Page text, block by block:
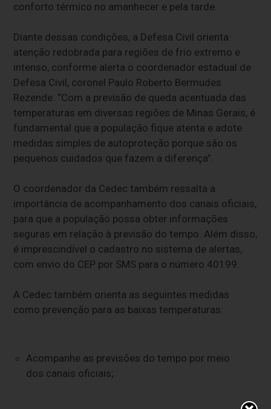
conforto térmico no amanhecer e pela tarde.
Diante dessas condições, a Defesa Civil orienta
atenção redobrada para regiões de frio extremo e
intenso, conforme alerta o coordenador estadual de
Defesa Civil, coronel Paulo Roberto Bermudes
Rezende. “Com a previsão de queda acentuada das
temperaturas em diversas regiões de Minas Gerais, é
fundamental que a população fique atenta e adote
medidas simples de autoproteção porque são os
pequenos cuidados que fazem a diferença”.
O coordenador da Cedec também ressalta a
importância de acompanhamento dos canais oficiais,
para que a população possa obter informações
seguras em relação à previsão do tempo. Além disso,
é imprescindível o cadastro no sistema de alertas,
com envio do CEP por SMS para o número 40199.
A Cedec também orienta as seguintes medidas
como prevenção para as baixas temperaturas:
Acompanhe as previsões do tempo por meio
dos canais oficiais;